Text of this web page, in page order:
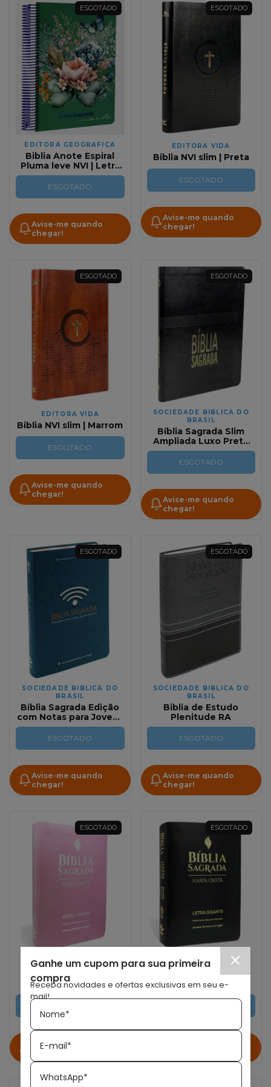
ESGOTADO
EDITORA GEOGRAFICA
Biblia Anote Espiral
Pluma leve NVI | Letra
Grande | Com Espaco
Para Anotacoes
ESGOTADO
Avise-me quando
chegar!
ESGOTADO
EDITORA VIDA
Biblia NVI slim | Preta
ESGOTADO
Avise-me quando
chegar!
ESGOTADO
EDITORA VIDA
Biblia NVI slim | Marrom
ESGOTADO
Avise-me quando
chegar!
ESGOTADO
SOCIEDADE BIBLICA DO
BRASIL
Bíblia Sagrada Slim
Ampliada Luxo Preta
NAA
ESGOTADO
Avise-me quando
chegar!
ESGOTADO
SOCIEDADE BIBLICA DO
BRASIL
Bíblia Sagrada Edição
com Notas para Jovens
Capa Luxo Conectado
NTLH
ESGOTADO
Avise-me quando
chegar!
ESGOTADO
SOCIEDADE BIBLICA DO
BRASIL
Biblia de Estudo
Plenitude RA
ESGOTADO
Avise-me quando
chegar!
ESGOTADO
EDITORA CPAD
Bíblia Grande Harpa
Cristã Luxo Letra
Gigante Rosa Claro RC
Avise-me quando
ESGOTADO
EDITORA CPAD
Bíblia Grande Harpa
Cristã Luxo Letra
Ganhe um cupom para sua primeira
compra
Receba novidades e ofertas exclusivas em seu e-
mail!
Nome*
E-mail*
WhatsApp*